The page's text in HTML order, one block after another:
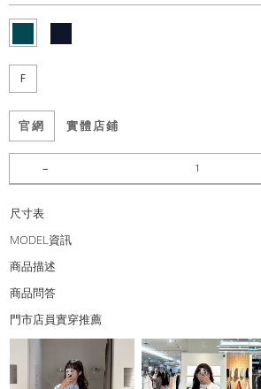
F
官網 實體店鋪
尺寸表
MODEL資訊
商品描述
商品問答
門市店員實穿推薦